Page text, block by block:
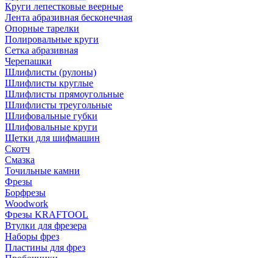
Круги лепестковые веерные
Лента абразивная бесконечная
Опорные тарелки
Полировальные круги
Сетка абразивная
Черепашки
Шлифлисты (рулоны)
Шлифлисты круглые
Шлифлисты прямоугольные
Шлифлисты треугольные
Шлифовальные губки
Шлифовальные круги
Щетки для шифмашин
Скотч
Смазка
Точильные камни
Фрезы
Борфрезы
Woodwork
Фрезы KRAFTOOL
Втулки для фрезера
Наборы фрез
Пластины для фрез